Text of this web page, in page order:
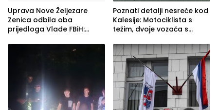
Uprava Nove Željezare
Zenica odbila oba
prijedloga Vlade FBiH:
rješenje
Poznati detalji nesreće kod
Kalesije: Motociklista s
težim, dvoje vozača s